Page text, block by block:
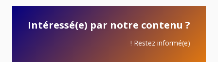
Intéressé(e) par notre contenu ?
Restez informé(e) !